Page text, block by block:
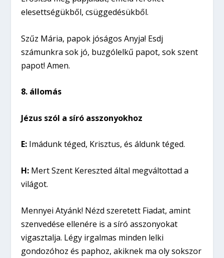
elesettségükből, csüggedésükből.
Szűz Mária, papok jóságos Anyja! Esdj
számunkra sok jó, buzgólelkű papot, sok szent
papot! Amen.
8. állomás
Jézus szól a síró asszonyokhoz
E: Imádunk téged, Krisztus, és áldunk téged.
H: Mert Szent Kereszted által megváltottad a
világot.
Mennyei Atyánk! Nézd szeretett Fiadat, amint
szenvedése ellenére is a síró asszonyokat
vigasztalja. Légy irgalmas minden lelki
gondozóhoz és paphoz, akiknek ma oly sokszor